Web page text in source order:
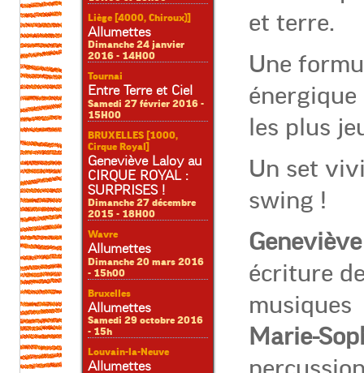
Liège [4000, Chiroux)]
Allumettes
Dimanche 24 janvier
2016 - 14H00
Tournai
Entre Terre et Ciel
Samedi 27 février 2016 -
15H00
BRUXELLES [1000,
Cirque Royal]
Geneviève Laloy au
CIRQUE ROYAL :
SURPRISES !
Dimanche 27 décembre
2015 - 18H00
Wavre
Allumettes
Dimanche 20 mars 2016
- 15h00
Bruxelles
Allumettes
Samedi 29 octobre 2016
- 15h
Louvain-la-Neuve
Allumettes
et terre.
Une
les plus
Un set
swing !
écriture
musiques
Marie-